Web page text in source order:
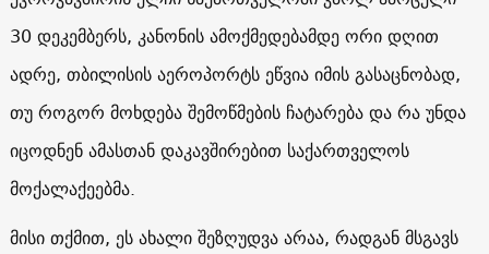
30 დეკემბერს, კანონის ამოქმედებამდე ორი დღით
ადრე, თბილისის აეროპორტს ეწვია იმის გასაცნობად,
თუ როგორ მოხდება შემოწმების ჩატარება და რა უნდა
იცოდნენ ამასთან დაკავშირებით საქართველოს
მოქალაქეებმა.
მისი თქმით, ეს ახალი შეზღუდვა არაა, რადგან მსგავს